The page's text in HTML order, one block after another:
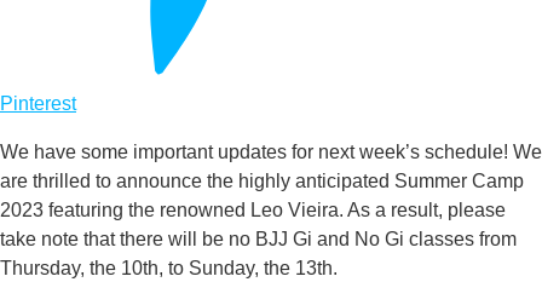
Pinterest
We have some important updates for next week’s schedule! We
are thrilled to announce the highly anticipated Summer Camp
2023 featuring the renowned Leo Vieira. As a result, please
take note that there will be no BJJ Gi and No Gi classes from
Thursday, the 10th, to Sunday, the 13th.